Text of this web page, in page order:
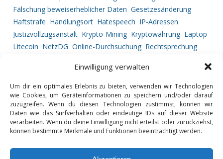
Einwilligung verwalten
Um dir ein optimales Erlebnis zu bieten, verwenden wir Technologien
wie Cookies, um Geräteinformationen zu speichern und/oder darauf
zuzugreifen. Wenn du diesen Technologien zustimmst, können wir
Daten wie das Surfverhalten oder eindeutige IDs auf dieser Website
verarbeiten. Wenn du deine Einwilligung nicht erteilst oder zurückziehst,
können bestimmte Merkmale und Funktionen beeinträchtigt werden.
Fälschung beweiserheblicher Daten Gesetzesänderung
Haftstrafe Handlungsort Hatespeech IP-Adressen
Justizvollzugsanstalt Krypto-Mining Kryptowährung Laptop
Litecoin NetzDG Online-Durchsuchung Rechtsprechung
Telekommunikationsüberwachung
Urkundenfälschung
Vermögensabschöpfung
Vorgehensweise